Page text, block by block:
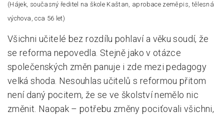
(Hájek, současný ředitel na škole Kaštan, aprobace zeměpis, tělesná
výchova, cca 56 let)
Všichni učitelé bez rozdílu pohlaví a věku soudí, že
se reforma nepovedla. Stejně jako v otázce
společenských změn panuje i zde mezi pedagogy
velká shoda. Nesouhlas učitelů s reformou přitom
není daný pocitem, že se ve školství nemělo nic
změnit. Naopak – potřebu změny pociťovali všichni,